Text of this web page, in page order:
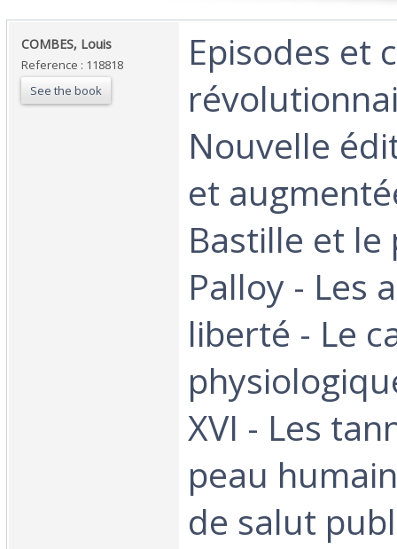
‎COMBES, Louis‎
Reference : 118818
See the book
‎Episodes et
Nouvelle
et
Bastille et
Palloy - Les
liberté - Le
XVI - Les
peau
de salut